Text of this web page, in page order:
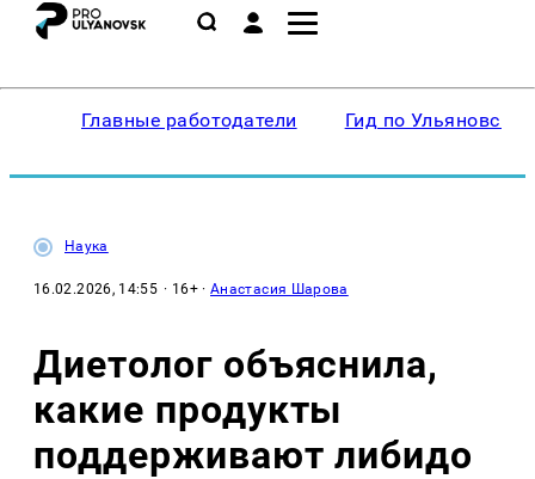
Главные работодатели Гид по Ульяновску
Наука
16.02.2026, 14:55 · 16+ ·Анастасия Шарова
Диетолог объяснила,
какие продукты
поддерживают либидо